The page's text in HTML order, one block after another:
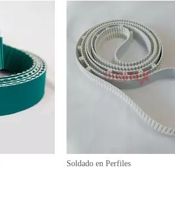
Soldado en Perfiles